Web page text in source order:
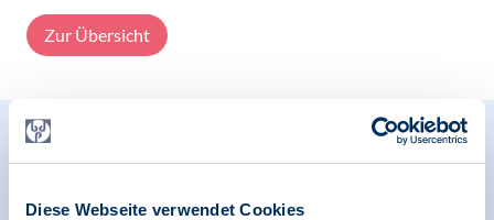
Diese Webseite verwendet Cookies
Zur Übersicht